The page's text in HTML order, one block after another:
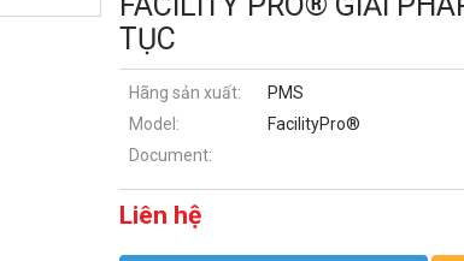
TỤC
Hãng sản xuất:
PMS
Model:
FacilityPro®
Document:
Liên hệ